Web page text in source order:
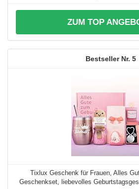
ZUM TOP
5
Tixlux Geschenk für Frauen, Alles
Geschenkset, liebevolles